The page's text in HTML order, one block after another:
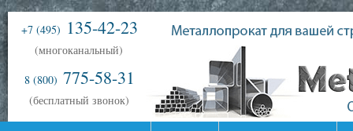
+7 (495) 135-42-23
(многоканальный)
8 (800) 775-58-31
(бесплатный звонок)